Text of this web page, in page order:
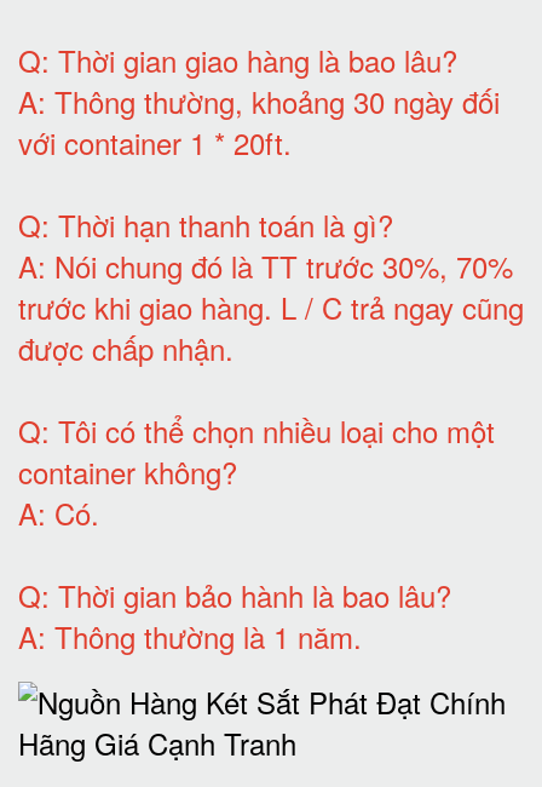
Q: Thời gian giao hàng là bao lâu?
A: Thông thường, khoảng 30 ngày đối
với container 1 * 20ft.
Q: Thời hạn thanh toán là gì?
A: Nói chung đó là TT trước 30%, 70%
trước khi giao hàng. L / C trả ngay cũng
được chấp nhận.
Q: Tôi có thể chọn nhiều loại cho một
container không?
A: Có.
Q: Thời gian bảo hành là bao lâu?
A: Thông thường là 1 năm.